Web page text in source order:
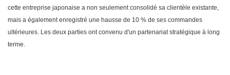
cette entreprise japonaise a non seulement consolidé sa clientèle existante,
mais a également enregistré une hausse de 10 % de ses commandes
ultérieures. Les deux parties ont convenu d'un partenariat stratégique à long
terme.